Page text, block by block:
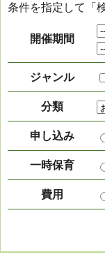
条件を指定して「
開催期間
ジャンル
分類
申し込み
一時保育
費用